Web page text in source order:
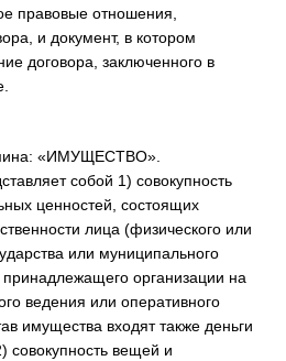
правовые отношения,
и документ, в котором
договора, заключенного в
«ИМУЩЕСТВО».
собой 1) совокупность
ценностей, состоящих
лица (физического или
или муниципального
организации на
ведения или оперативного
имущества входят также деньги
совокупность вещей и